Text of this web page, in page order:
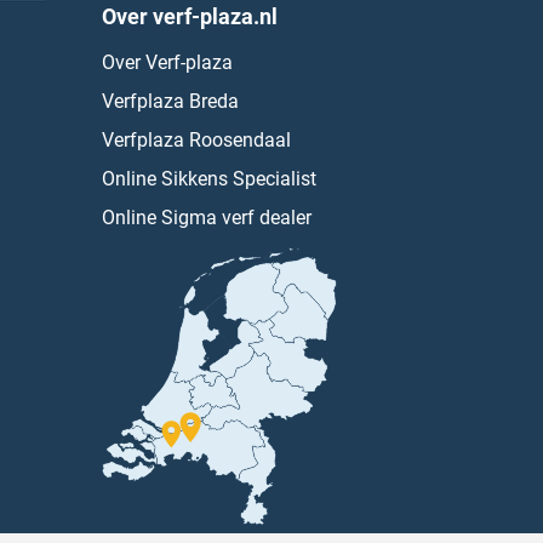
Over verf-plaza.nl
Over Verf-plaza
Verfplaza Breda
Verfplaza Roosendaal
Online Sikkens Specialist
Online Sigma verf dealer